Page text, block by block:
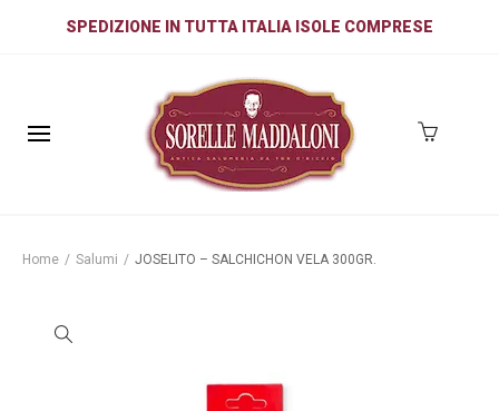
SPEDIZIONE IN TUTTA ITALIA ISOLE COMPRESE
Home / Salumi / JOSELITO – SALCHICHON VELA 300GR.